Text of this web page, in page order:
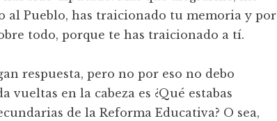
al Pueblo, has traicionado tu memoria y por
todo, porque te has traicionado a tí.
respuesta, pero no por eso no debo
vueltas en la cabeza es ¿Qué estabas
de la Reforma Educativa? O sea,